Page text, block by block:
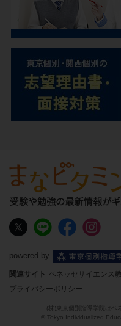
powered by
関連サイト
ベネッセサイエンス
プライバシーポリシー
(株)東京個別指導学院はベ
© Tokyo Individualized